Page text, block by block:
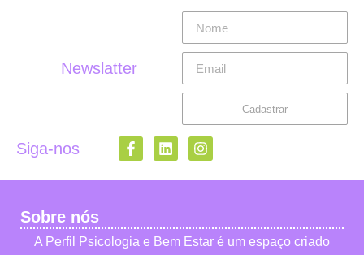
Newslatter
Cadastrar
Siga-nos
Sobre nós
A Perfil Psicologia e Bem Estar é um espaço criado